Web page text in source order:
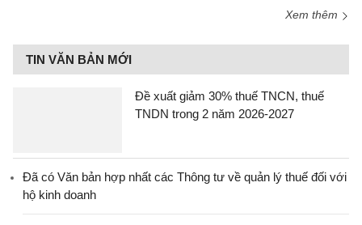
Xem thêm
TIN VĂN BẢN MỚI
Đề xuất giảm 30% thuế TNCN, thuế
TNDN trong 2 năm 2026-2027
Đã có Văn bản hợp nhất các Thông tư về quản lý thuế đối với
hộ kinh doanh